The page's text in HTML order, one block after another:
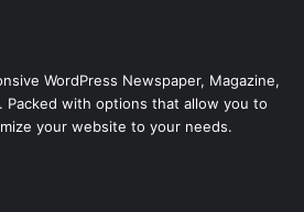
WordPress Newspaper, Magazine,
Packed with options that allow you to
your website to your needs.